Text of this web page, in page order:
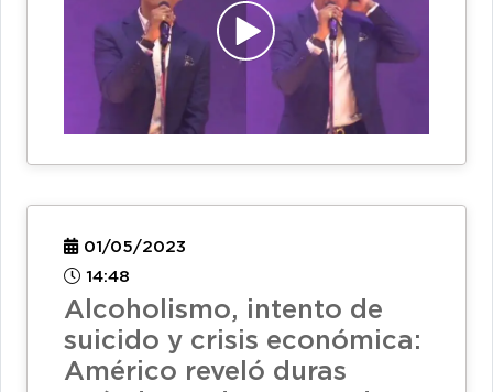
01/05/2023
14:48
Alcoholismo, intento de
suicido y crisis económica:
Américo reveló duras